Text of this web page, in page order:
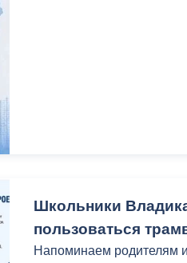
До 15 сентября 2026
быть готовы к
Школьники
пользоваться
Напоминаем родителям